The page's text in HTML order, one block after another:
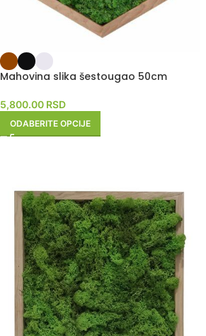
Mahovina slika šestougao 50cm
5,800.00 RSD
ODABERITE OPCIJE